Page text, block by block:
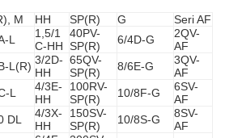
M HH SP(R) G
Seri AF
L
1,5/1
C-HH
40PV-
SP(R)
6/4D-G
2QV-
AF
L(R) 3/2D-
HH
65QV-
SP(R)
8/6E-G
3QV-
AF
L
4/3E-
HH
100RV-
SP(R)
10/8F-G
6SV-
AF
DL
4/3X-
HH
150SV-
SP(R)
10/8S-G
8SV-
AF